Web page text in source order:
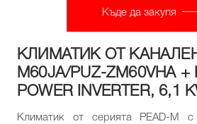
Къде да закупя
КЛИМАТИК ОТ
M60JA/PUZ-ZM60VHA +
POWER INVERTER, 6,1
Климатик от серията PEAD-M